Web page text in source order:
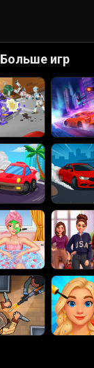
Больше игр